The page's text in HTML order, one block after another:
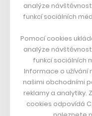
73k
25k
56.4k
analýze
funkcí sociálních
Pomocí cookies
analýze
funkcí sociálních
Informace o užívání
našimi obchodními
reklamy a analytiky.
cookies odpovídá